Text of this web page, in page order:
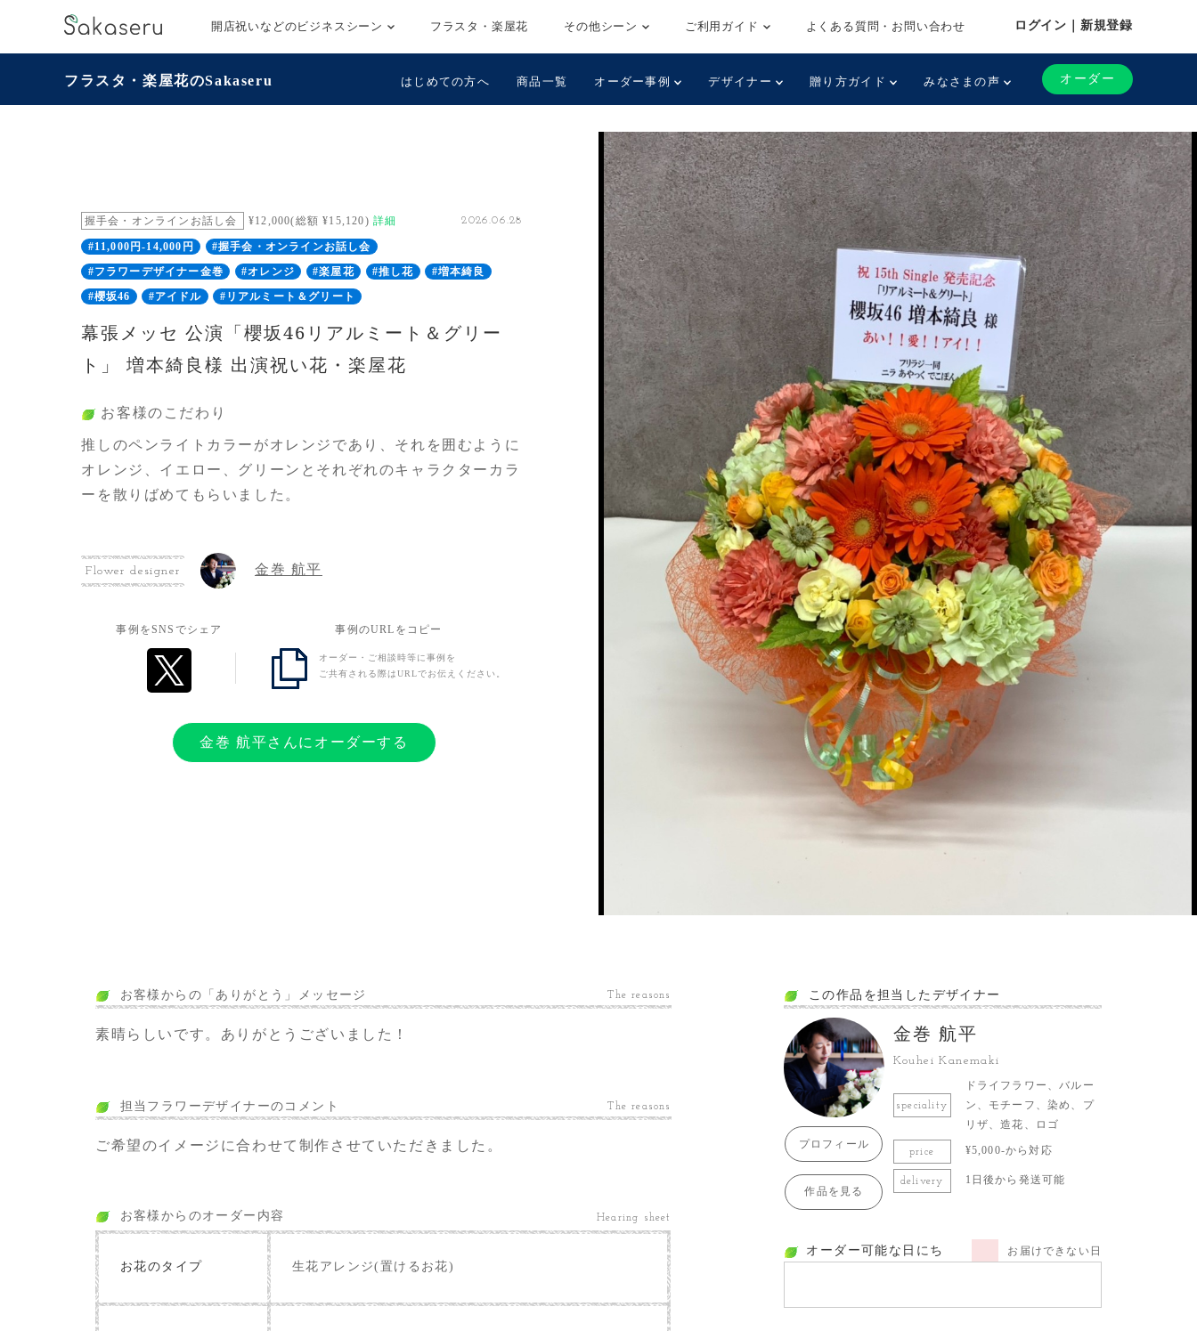
開店祝いなどのビジネスシーン フラスタ・楽屋花 その他シーン ご利用ガイド よくある質問・お問い合わせ ログイン｜新規登録
フラスタ・楽屋花のSakaseru はじめての方へ 商品一覧 オーダー事例 デザイナー 贈り方ガイド みなさまの声 オーダー
握手会・オンラインお話し会 ¥12,000(総額 ¥15,120) 詳細 2026.06.28
#11,000円-14,000円
#握手会・オンラインお話し会
#フラワーデザイナー金巻
#オレンジ #楽屋花 #推し花
#増本綺良
#櫻坂46
#アイドル #リアルミート＆グリート
幕張メッセ 公演「櫻坂46リアルミート＆グリー
ト」 増本綺良様 出演祝い花・楽屋花
お客様のこだわり
推しのペンライトカラーがオレンジであり、それを囲むように
オレンジ、イエロー、グリーンとそれぞれのキャラクターカラ
ーを散りばめてもらいました。
お客様の想い
推しを通じて深夜でも騒ぐほど仲良くなった3人で連名で出し
特大の感謝の気持ちと"愛"を込めたくて、制作をお願いしまし
Flower designer 金巻 航平
事例をSNSでシェア 事例のURLをコピー
オーダー・ご相談時等に事例を
ご共有される際はURLでお伝えください。
金巻 航平さんにオーダーする
お客様からの「ありがとう」メッセージ The reasons
素晴らしいです。ありがとうございました！
担当フラワーデザイナーのコメント The reasons
ご希望のイメージに合わせて制作させていただきました。
お客様からのオーダー内容 Hearing sheet
お花のタイプ 生花アレンジ(置けるお花)
この作品を担当したデザイナー
プロフィール
作品を見る
金巻 航平
Kouhei Kanemaki
speciality
ドライフラワー、バルー
ン、モチーフ、染め、プ
リザ、造花、ロゴ
price ¥5,000-から対応
delivery 1日後から発送可能
オーダー可能な日にち お届けできない日